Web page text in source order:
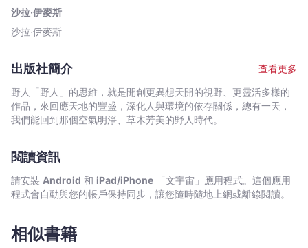
【塔
木
的
商
教
智
慧】
-
沙
伊
地生活考察、擔任兒童財商節目評審的豐富歷練， 幫助父母在
日常生活實踐中，輕鬆養成孩子的「致富體質」！ ◆4階段打
造財商基礎，猶太媽媽這樣教 ▍聰明談錢：向孩子「示弱+索
擔心，學生就該專心拚課業 猶太媽媽：不懂為他人付出的孩
子，會視「不勞而獲」為理所當然→適當示弱，索取孩子力所能及
的協助→建立分享意識+「原來我能做到」的自信 ▍練習管錢：
8歲零用錢自理，讓孩子領略用錢的藝術 華人媽媽：商業世界
太多誘惑，所以不給零用錢，由父母把關開銷 猶太媽媽：無錢
賺錢欲望，用創意讓財富翻倍 華人媽媽：考上好學校，未來才
太媽媽：明瞭「欲望是人類進步的階梯」→善用孩子的賺錢欲望，
鼓勵發掘自我長處＆察覺他人需求→從小日常發現專屬大商機！
85%靠人際來往 華人媽媽：要求孩子凡事反求諸己，先做到自
己的90分，才可能達到社會的60分 猶太媽媽：EQ比IQ更重要
沙拉‧伊麥斯
沙拉‧伊麥斯
出版社簡介
查看更多
野人「野人」的思維，就是開創更異想天開的視野、更靈活多樣的
作品，來回應天地的豐盛，深化人與環境的依存關係，總有一天，
我們能回到那個空氣明淨、草木芳美的野人時代。
閱讀資訊
請安裝 Android 和 iPad/iPhone 「文宇宙」應用程式。這個應用
程式會自動與您的帳戶保持同步，讓您隨時隨地上網或離線閱讀。
相似書籍